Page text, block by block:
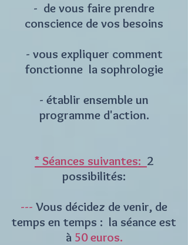
- de vous faire prendre
conscience de vos besoins
- vous expliquer comment
fonctionne la sophrologie
- établir ensemble un
programme d'action.
* Séances suivantes: 2
possibilités:
--- Vous décidez de venir, de
temps en temps : la séance est
à 50 euros.